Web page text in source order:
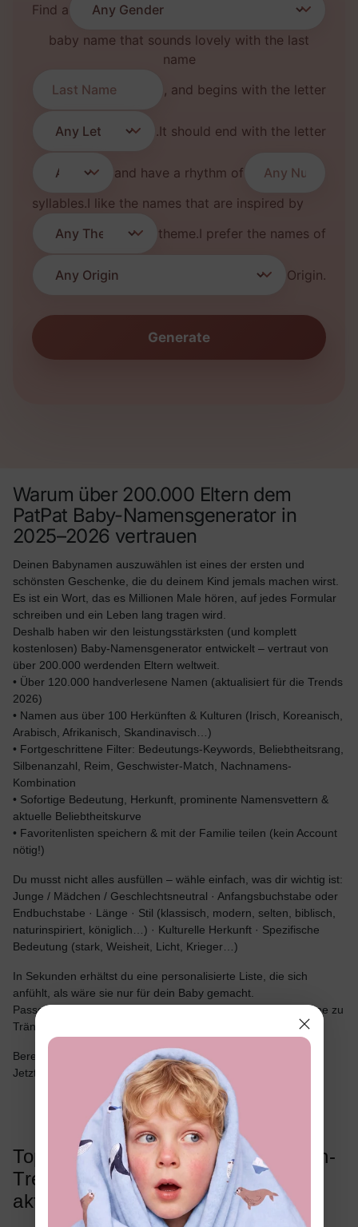
Find a
baby name that sounds lovely with the last
name
, and begins with the letter
.It should end with the letter
and have a rhythm of
syllables.I like the names that are inspired by
theme.I prefer the names of
Origin.
Generate
Warum über 200.000 Eltern dem
PatPat Baby-Namensgenerator in
2025–2026 vertrauen
Deinen Babynamen auszuwählen ist eines der ersten und
schönsten Geschenke, die du deinem Kind jemals machen wirst.
Es ist ein Wort, das es Millionen Male hören, auf jedes Formular
schreiben und ein Leben lang tragen wird.
Deshalb haben wir den leistungsstärksten (und komplett
kostenlosen) Baby-Namensgenerator entwickelt – vertraut von
über 200.000 werdenden Eltern weltweit.
• Über 120.000 handverlesene Namen (aktualisiert für die Trends
2026)
• Namen aus über 100 Herkünften & Kulturen (Irisch, Koreanisch,
Arabisch, Afrikanisch, Skandinavisch…)
• Fortgeschrittene Filter: Bedeutungs-Keywords, Beliebtheitsrang,
Silbenanzahl, Reim, Geschwister-Match, Nachnamens-
Kombination
• Sofortige Bedeutung, Herkunft, prominente Namensvettern &
aktuelle Beliebtheitskurve
• Favoritenlisten speichern & mit der Familie teilen (kein Account
nötig!)
Du musst nicht alles ausfüllen – wähle einfach, was dir wichtig ist:
Junge / Mädchen / Geschlechtsneutral · Anfangsbuchstabe oder
Endbuchstabe · Länge · Stil (klassisch, modern, selten, biblisch,
naturinspiriert, königlich…) · Kulturelle Herkunft · Spezifische
Bedeutung (stark, Weisheit, Licht, Krieger…)
In Sekunden erhältst du eine personalisierte Liste, die sich
anfühlt, als wäre sie nur für dein Baby gemacht.
Passe sie weiter an, bis dich genau dieser eine perfekte Name zu
Tränen rührt – denn ja, das passiert jeden Tag.
Bereit, den Namen deines Babys kennenzulernen?
Jetzt deinen perfekten Namen für 2026 generieren!
Top 10 der beliebtesten Babynamen-
Trends für 2026 (in Echtzeit
aktualisiert)